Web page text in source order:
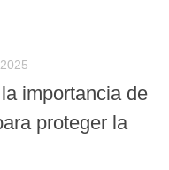
importancia de
proteger la